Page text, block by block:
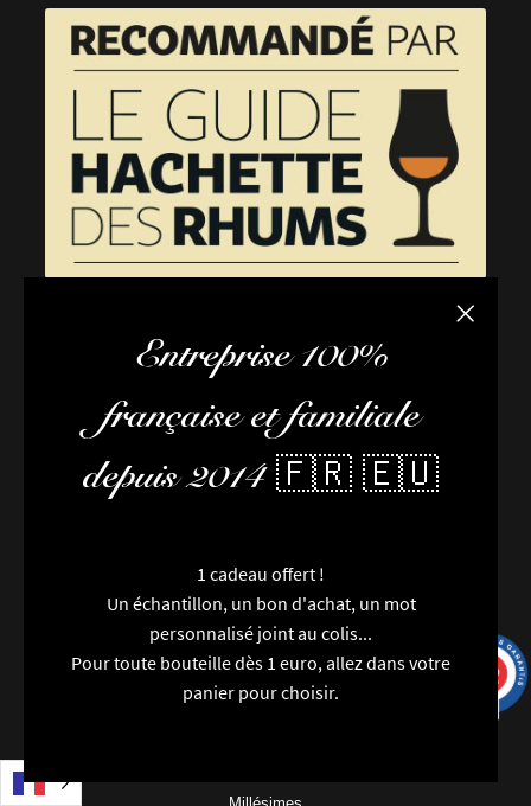
Fermer
Entreprise 100%
française et familiale
depuis 2014 🇫🇷 🇪🇺
1 cadeau offert !
Un échantillon, un bon d'achat, un mot
personnalisé joint au colis...
Pour toute bouteille dès 1 euro, allez dans votre
panier pour choisir.
Conditions générales de vente
L’équipe
Newsletter
Contactez-nous
Nouveautés
/10
9993 avis